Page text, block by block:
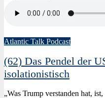
Atlantic Talk Podcast
(62) Das Pendel der
isolationistisch
„Was Trump verstanden hat,